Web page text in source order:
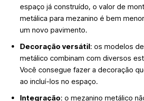
espaço já construído, o valor de
metálica para mezanino é bem
um novo pavimento.
Decoração versátil: os modelos
metálico combinam com diversos
Você consegue fazer a decoração
ao incluí-los no espaço.
Integração: o mezanino metálico